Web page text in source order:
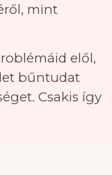
mint
elől,
bűntudat
Csakis így